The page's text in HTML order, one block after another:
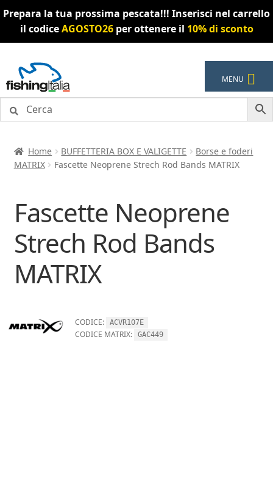
Prepara la tua prossima pescata!!! Inserisci nel carrello
il codiceAGOSTO26per ottenere il 10% di sconto
alla
navigazione
al
contenuto
MENU
Home BUFFETTERIA BOX E VALIGETTE
Borse e foderi
MATRIX
Fascette Neoprene Strech Rod Bands MATRIX
Fascette Neoprene
Strech Rod Bands
MATRIX
CODICE: ACVR107E
CODICE MATRIX: GAC449